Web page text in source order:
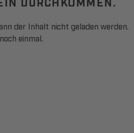
der Inhalt nicht geladen werden.
einmal.